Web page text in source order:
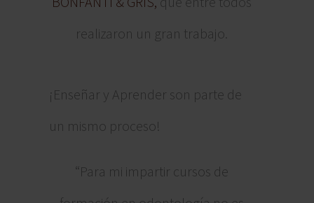
realizaron un gran trabajo.
¡Enseñar y Aprender son parte de
un mismo proceso!
“Para mi impartir cursos de